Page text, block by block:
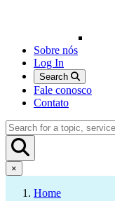
Sobre nós
Log In
Search
Fale conosco
Contato
×
Home